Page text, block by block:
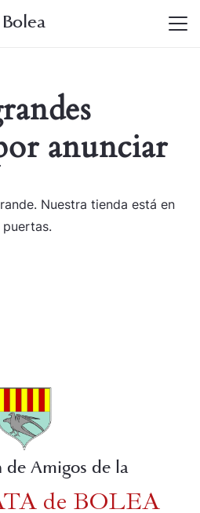
anunciar
Nuestra tienda está en
de Amigos de la
de BOLEA